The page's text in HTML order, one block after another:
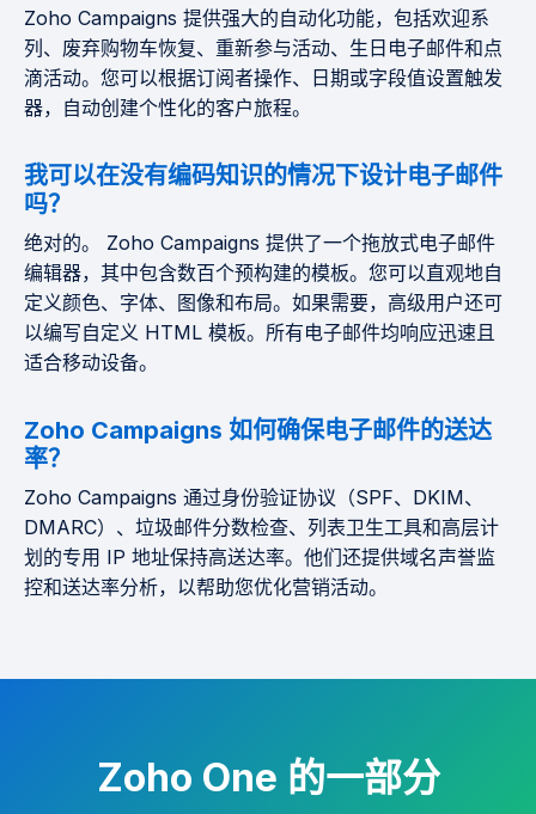
Zoho Campaigns 提供强大的自动化功能，包括欢迎系
列、废弃购物车恢复、重新参与活动、生日电子邮件和点
滴活动。您可以根据订阅者操作​​、日期或字段值设置触发
器，自动创建个性化的客户旅程。
我可以在没有编码知识的情况下设计电子邮件
吗？
绝对的。 Zoho Campaigns 提供了一个拖放式电子邮件
编辑器，其中包含数百个预构建的模板。您可以直观地自
定义颜色、字体、图像和布局。如果需要，高级用户还可
以编写自定义 HTML 模板。所有电子邮件均响应迅速且
适合移动设备。
Zoho Campaigns 如何确保电子邮件的送达
率？
Zoho Campaigns 通过身份验证协议（SPF、DKIM、
DMARC）、垃圾邮件分数检查、列表卫生工具和高层计
划的专用 IP 地址保持高送达率。他们还提供域名声誉监
控和送达率分析，以帮助您优化营销活动。
Zoho One 的一部分